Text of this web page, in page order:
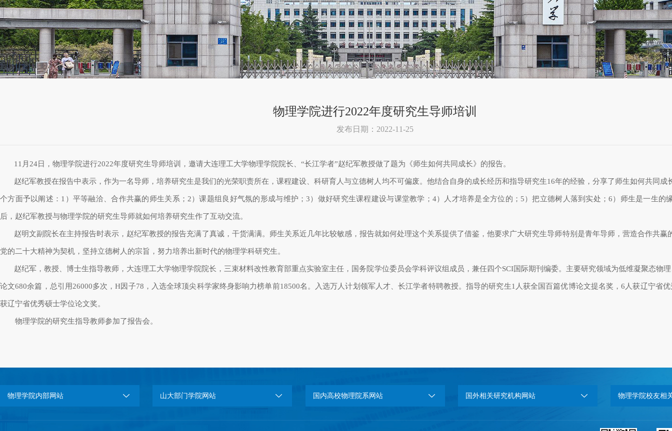
物理学院进行2022年度研究生导师培训
发布日期：2022-11-25
11月 24日，物理学院进行2022年度研究生导师培训，邀请大连理工大学物理学院院长、“长江学者”赵纪军教授做了题为《师生如何共同成长》的报告。
赵纪军教授在报告中表示，作为一名导师，培养研究生是我们的光荣职责所在，课程建设、科研育人与立德树人均不可偏废。他结合自身的成长经历和指导研究生16年的经验，分享了师生如何共同成
个方面予以阐述： 1 ）平等融洽、合作共赢的师生关系； 2）课题组良好气氛的形成与维护；3）做好研究生课程建设与课堂教学； 4）人才培养是全方位的； 5）把立德树人落到实处； 6）师生是一生的
后，赵纪军教授与物理学院的研究生导师就如何培养研究生作了互动交流。
赵明文副院长在主持报告时表示，赵纪军教授的报告充满了真诚，干货满满。师生关系近几年比较敏感，报告就如何处理这个关系提供了借鉴，他要求广大研究生导师特别是青年导师，营造合作共赢
党的二十大精神为契机，坚持立德树人的宗旨，努力培养出新时代的物理学科研究生。
赵纪军，教授、博士生指导教师，大连理工大学物理学院院长，三束材料改性教育部重点实验室主任，国务院学位委员会学科评议组成员，兼任四个SCI国际期刊编委。主要研究领域为低维凝聚态物
论文680余篇，总引用26000多次，H因子78 ，入选全球顶尖科学家终身影响力榜单前18500名。入选万人计划领军人才、长江学者特聘教授。指导的研究生1人获全国百篇优博论文提名奖，6人获辽宁省
获辽宁省优秀硕士学位论文奖。
物理学院的研究生指导教师参加了报告会。
物理学院内部网站 山大部门学院网站 国内高校物理院系网站 国外相关研究机构网站 物理学院校友相